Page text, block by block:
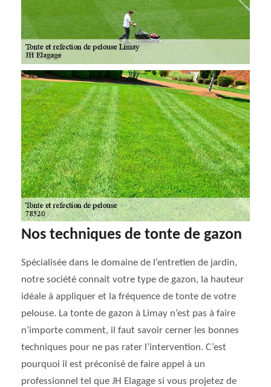
Nos techniques de tonte de gazon
Spécialisée dans le domaine de l’entretien de jardin,
notre société connait votre type de gazon, la hauteur
idéale à appliquer et la fréquence de tonte de votre
pelouse. La tonte de gazon à Limay n’est pas à faire
n’importe comment, il faut savoir cerner les bonnes
techniques pour ne pas rater l’intervention. C’est
pourquoi il est préconisé de faire appel à un
professionnel tel que JH Elagage si vous projetez de